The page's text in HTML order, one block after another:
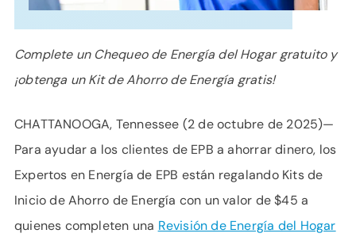
Complete un Chequeo de Energía del Hogar gratuito y
¡obtenga un Kit de Ahorro de Energía gratis!
CHATTANOOGA, Tennessee (2 de octubre de 2025)—
Para ayudar a los clientes de EPB a ahorrar dinero, los
Expertos en Energía de EPB están regalando Kits de
Inicio de Ahorro de Energía con un valor de $45 a
quienes completen una Revisión de Energía del Hogar